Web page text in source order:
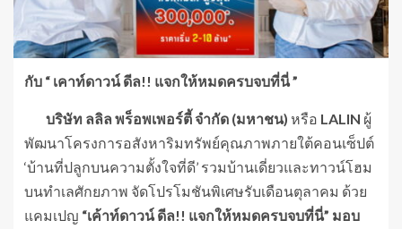
กับ “ เคาท์ดาวน์ ดีล!! แจกให้หมดครบจบที่นี่ ”
บริษัท ลลิล พร็อพเพอร์ตี้ จำกัด (มหาชน) หรือ LALIN ผู้
พัฒนาโครงการอสังหาริมทรัพย์คุณภาพภายใต้คอนเซ็ปต์
‘บ้านที่ปลูกบนความตั้งใจที่ดี’ รวมบ้านเดี่ยวและทาวน์โฮม
บนทำเลศักยภาพ จัดโปรโมชันพิเศษรับเดือนตุลาคม ด้วย
แคมเปญ “เค้าท์ดาวน์ ดีล!! แจกให้หมดครบจบที่นี่” มอบ